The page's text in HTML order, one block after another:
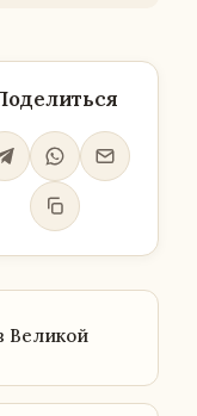
Великой